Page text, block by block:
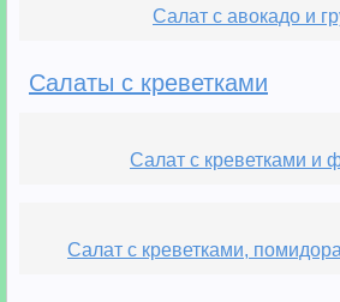
Салат с авокадо и
Салаты с креветками
Салат с креветками и
Салат с креветками,